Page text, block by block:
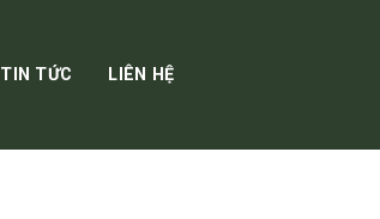
TIN TỨC LIÊN HỆ